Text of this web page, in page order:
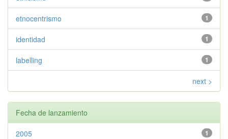
1
etnocentrismo
1
identidad
1
labelling
next >
Fecha de lanzamiento
1
2005